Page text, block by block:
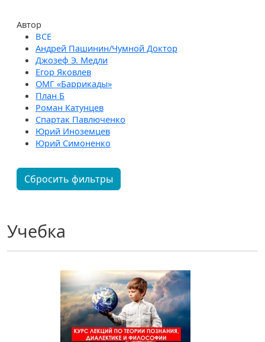
Учебка
Автор
Андрей Пашинин/Чумной Доктор
Джозеф Э. Медли
Егор Яковлев
ОМГ «Баррикады»
План Б
Роман Катунцев
Спартак Павлюченко
Юрий Иноземцев
Юрий Симоненко
Сбросить фильтры